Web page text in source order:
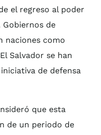
el regreso al poder
Gobiernos de
naciones como
Salvador se han
de defensa
que esta
de un periodo de